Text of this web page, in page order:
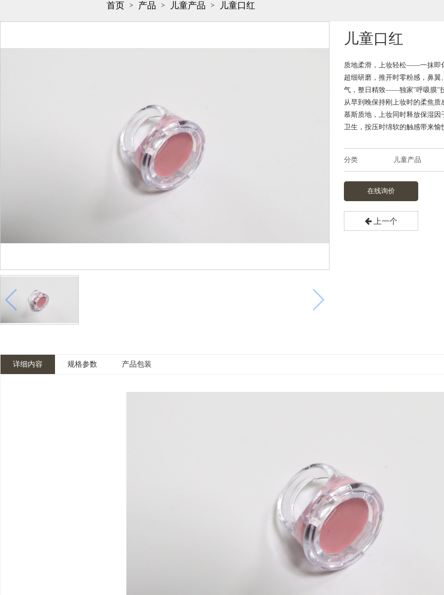
首页 > 产品 > 儿童产品 > 儿童口红
儿童口红
质地柔滑，上妆轻松——一抹即
超细研磨，推开时零粉感，鼻
气，整日精致——独家"呼吸膜"
从早到晚保持刚上妆时的柔焦
慕斯质地，上妆同时释放保湿
卫生，按压时绵软的触感带来愉
分类 儿童产品
在线询价
上一个
详细内容 规格参数 产品包装